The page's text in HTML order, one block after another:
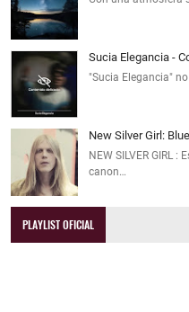
Sucia Elegancia -
"Sucia Elegancia"
New Silver Girl:
NEW SILVER GIRL
canon…
PLAYLIST OFICIAL